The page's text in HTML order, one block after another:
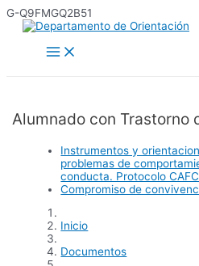
Ir
G-Q9FMGQ2B51
Main
Menu
Alumnado con Trastorno
Instrumentos y
problemas de
conducta. Protocolo CAFC
Compromiso de
Inicio
Documentos